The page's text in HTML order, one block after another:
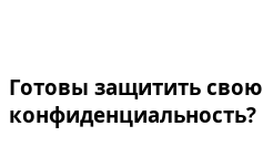
Готовы защитить свою
конфиденциальность?